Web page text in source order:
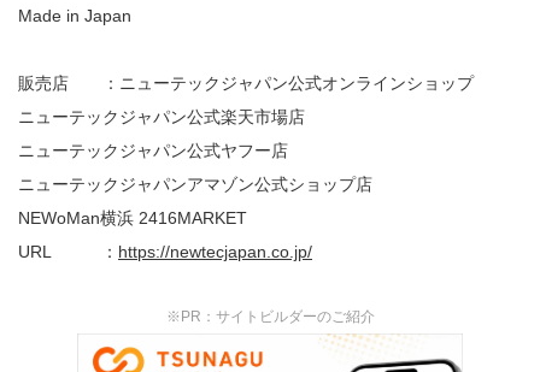
Made in Japan
販売店 ：ニューテックジャパン公式オンラインショップ
ニューテックジャパン公式楽天市場店
ニューテックジャパン公式ヤフー店
ニューテックジャパンアマゾン公式ショップ店
NEWoMan横浜 2416MARKET
URL ： https://newtecjapan.co.jp/
※PR：サイトビルダーのご紹介